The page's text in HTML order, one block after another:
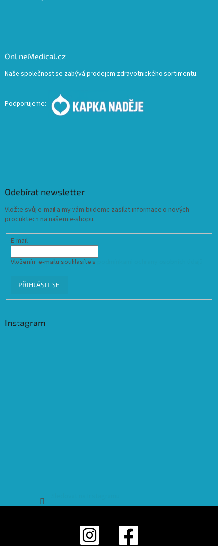
OnlineMedical.cz
Naše společnost se zabývá prodejem zdravotnického sortimentu.
Podporujeme:
Odebírat newsletter
Vložte svůj e-mail a my vám budeme zasílat informace o nových
produktech na našem e-shopu.
E-mail
Vložením e-mailu souhlasíte s
PŘIHLÁSIT SE
Instagram